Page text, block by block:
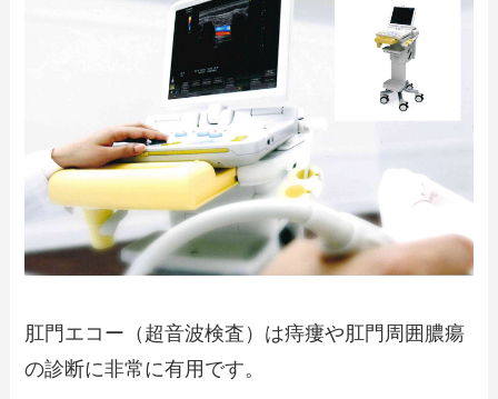
肛門エコー（超音波検査）は痔瘻や肛門周囲膿瘍
の診断に非常に有用です。